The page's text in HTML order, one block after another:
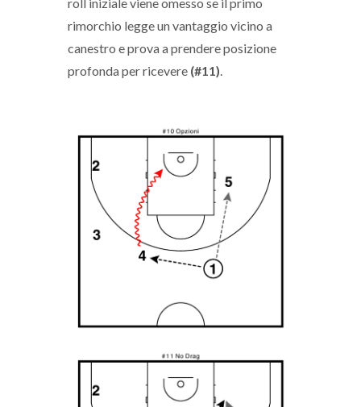
rimorchio legge un vantaggio vicino a
canestro e prova a prendere posizione
profonda per ricevere (#11).